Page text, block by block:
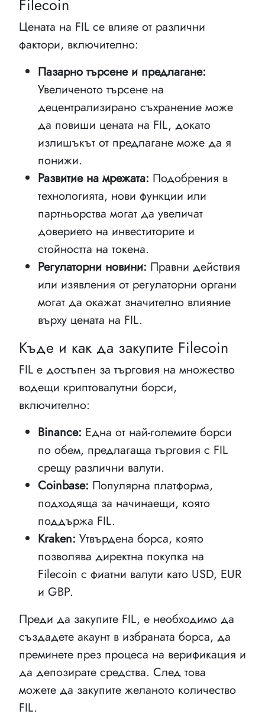
Filecoin
Цената на FIL се влияе от различни
фактори, включително:
Пазарно търсене и предлагане:
Увеличеното търсене на
децентрализирано съхранение може
да повиши цената на FIL, докато
излишъкът от предлагане може да я
понижи.
Развитие на мрежата: Подобрения в
технологията, нови функции или
партньорства могат да увеличат
доверието на инвеститорите и
стойността на токена.
Регулаторни новини: Правни действия
или изявления от регулаторни органи
могат да окажат значително влияние
върху цената на FIL.
Къде и как да закупите Filecoin
FIL е достъпен за търговия на множество
водещи криптовалутни борси,
включително:
Binance: Една от най-големите борси
по обем, предлагаща търговия с FIL
срещу различни валути.
Coinbase: Популярна платформа,
подходяща за начинаещи, която
поддържа FIL.
Kraken: Утвърдена борса, която
позволява директна покупка на
Filecoin с фиатни валути като USD, EUR
и GBP.
Преди да закупите FIL, е необходимо да
създадете акаунт в избраната борса, да
преминете през процеса на верификация и
да депозирате средства. След това
можете да закупите желаното количество
FIL.